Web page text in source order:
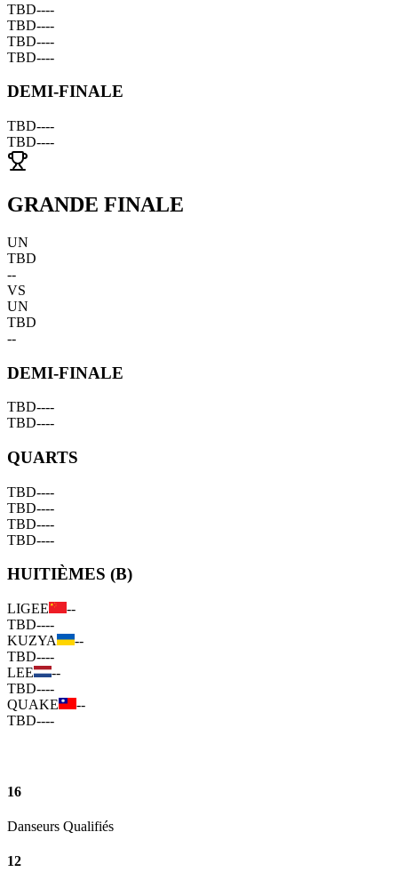
TBD----
TBD----
TBD----
TBD----
DEMI-FINALE
TBD----
TBD----
GRANDE FINALE
UN
TBD
--
VS
UN
TBD
--
DEMI-FINALE
TBD----
TBD----
QUARTS
TBD----
TBD----
TBD----
TBD----
HUITIÈMES (B)
LIGEE
--
TBD----
KUZYA
--
TBD----
LEE
--
TBD----
QUAKE
--
TBD----
16
Danseurs Qualifiés
12